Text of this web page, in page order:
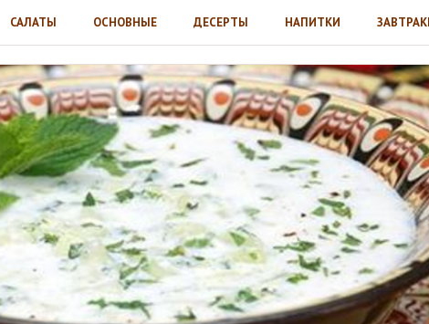
САЛАТЫ ОСНОВНЫЕ ДЕСЕРТЫ НАПИТКИ